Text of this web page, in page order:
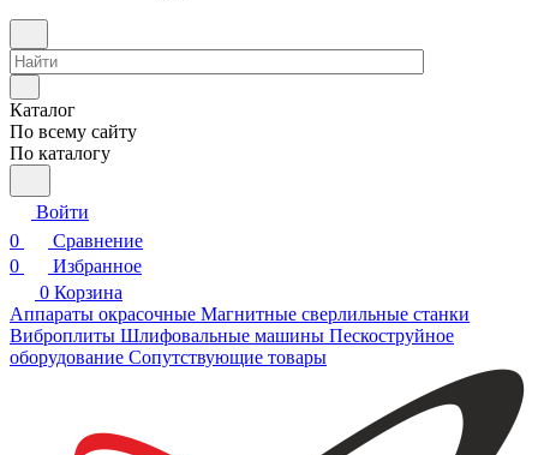
Каталог
По всему сайту
По каталогу
Войти
0
Сравнение
0
Избранное
0 Корзина
Аппараты окрасочные Магнитные сверлильные станки
Виброплиты Шлифовальные машины Пескоструйное
оборудование Сопутствующие товары